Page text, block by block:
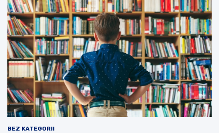
BEZ KATEGORII